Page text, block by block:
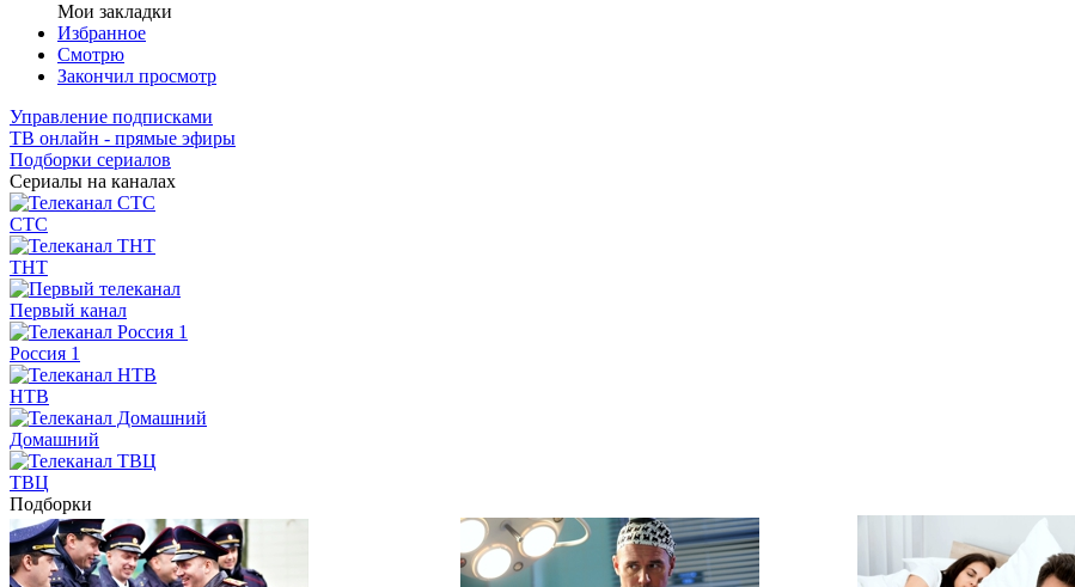
Мои закладки
Избранное
Смотрю
Закончил просмотр
Управление подписками
ТВ онлайн - прямые эфиры
Подборки сериалов
Сериалы на каналах
СТС
ТНТ
Первый канал
Россия 1
НТВ
Домашний
ТВЦ
Подборки